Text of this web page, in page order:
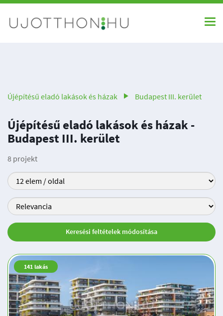
Újépítésű eladó lakások és házak Budapest III. kerület
Újépítésű eladó lakások és házak -
Budapest III. kerület
8 projekt
Keresési feltételek módosítása
141 lakás